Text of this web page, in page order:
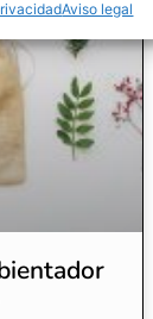
Aviso legal